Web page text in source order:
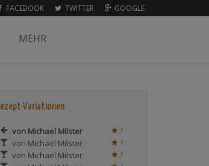
FACEBOOK TWITTER GOOGLE
MEHR
Variationen
von Michael Milster 1
von Michael Milster 1
von Michael Milster 1